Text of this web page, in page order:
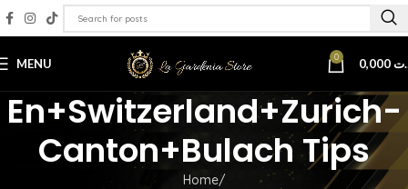
MENU 0
En+switzerland+zurich-
Canton+bulach Tips
Home